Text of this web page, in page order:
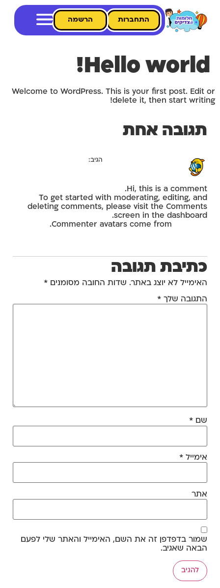
התחברות הרשמה
Hello world!
Welcome to WordPress. This is your first post. Edit or
delete it, then start writing!
תגובה אחת
הגיב:
Hi, this is a comment.
To get started with moderating, editing, and
deleting comments, please visit the Comments
screen in the dashboard.
Commenter avatars come from
.
כתיבת תגובה
האימייל לא יוצג באתר. שדות החובה מסומנים *
התגובה שלך *
שם *
אימייל *
אתר
שמור בדפדפן זה את השם, האימייל והאתר שלי לפעם
הבאה שאגיב.